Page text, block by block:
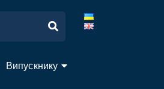
Випускнику